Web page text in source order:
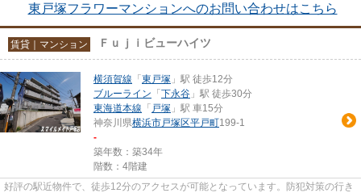
東戸塚フラワーマンションへのお問い合わせはこちら
賃貸｜マンション Ｆｕｊｉビューハイツ
横須賀線 「 東戸塚 」駅 徒歩12分
ブルーライン 「 下永谷 」駅 徒歩30分
東海道本線 「 戸塚 」駅 車15分
神奈川県横浜市戸塚区平戸町199-1
-
築年数：築34年
階数：4階建
好評の駅近物件で、徒歩12分のアクセスが可能となっています。防犯対策の行き